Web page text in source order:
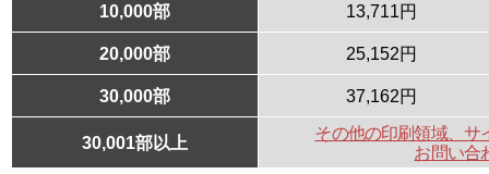
10,000部 13,711円
20,000部 25,152円
30,000部 37,162円
30,001部以上
その他の印刷領域、サ
お問い合